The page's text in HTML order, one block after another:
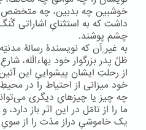
خوشبین چه بدبین، چه
داشت که به استثنایِ اشاراتی
چشم پوشند.
به غیر ِآن که نویسندۀ رسالۀ
ظلِّ پدر بزرگوار خود بهاءالّله،
از رحلتِ ایشان پیشواییِ این
خود میزانی از احتیاط را در
چه چیز یا چیزهایِ دیگری
ما را از تامّل در این اثر باز
یک خاموشیِ دراز مدّت را از